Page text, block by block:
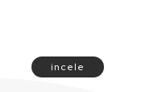
i̇ncele